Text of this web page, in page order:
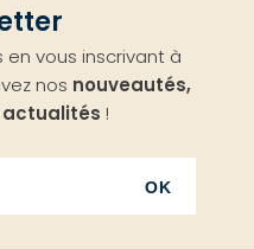
vous inscrivant à
nos nouveautés,
actualités !
OK